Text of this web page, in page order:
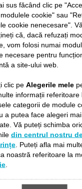
DE
ASPIRATOARE CU
SAC
Fără deviz, fără
cu 6 luni a
229,00 RON
Adaugă în coş
sus făcând clic pe
cookie" sau
cookie nenecesare".
că, dacă refuzați
vom folosi numai
necesare pentru
a site-ului web.
clic pe Alegerile mele
informații referitoare
categorii de module
a putea face alegeri mai
Vă puteți schimba
din centrul nostru
. Puteți afla mai
noastră referitoare la
.